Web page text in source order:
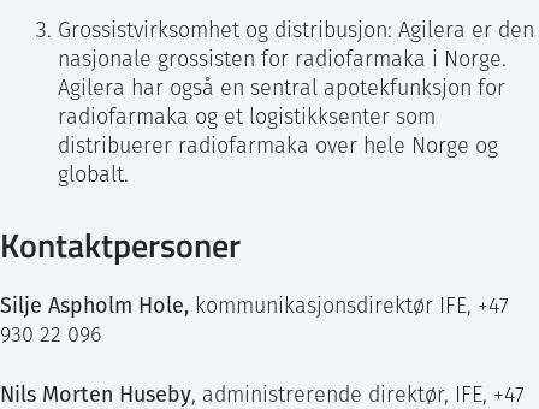
Grossistvirksomhet og distribusjon: Agilera er den
nasjonale grossisten for radiofarmaka i Norge.
Agilera har også en sentral apotekfunksjon for
radiofarmaka og et logistikksenter som
distribuerer radiofarmaka over hele Norge og
globalt.
Kontaktpersoner
Silje Aspholm Hole, kommunikasjonsdirektør IFE, +47
930 22 096
Nils Morten Huseby, administrerende direktør, IFE, +47